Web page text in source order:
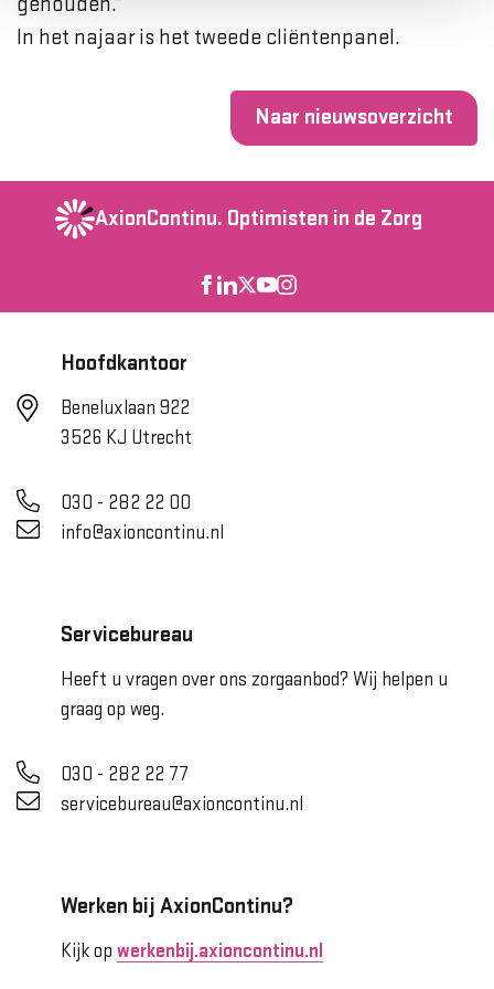
gehouden.”
In het najaar is het tweede cliëntenpanel.
Naar nieuwsoverzicht
AxionContinu. Optimisten in de Zorg
Hoofdkantoor
Beneluxlaan 922
3526 KJ Utrecht
030 - 282 22 00
info@axioncontinu.nl
Servicebureau
Heeft u vragen over ons zorgaanbod? Wij helpen u
graag op weg.
030 - 282 22 77
servicebureau@axioncontinu.nl
Werken bij AxionContinu?
Kijk op werkenbij.axioncontinu.nl